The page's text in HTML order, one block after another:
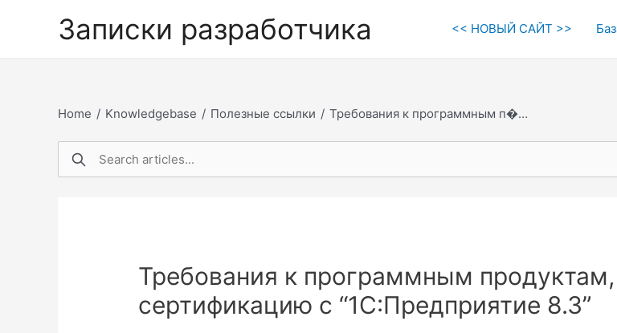
Записки разработчика << НОВЫЙ САЙТ >>
Home / Knowledgebase / Полезные ссылки / Требования к программным п�…
Требования к программным
сертификацию с “1С:Предприятие 8.3”